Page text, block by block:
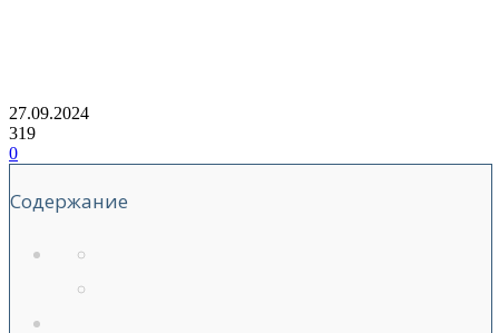
27.09.2024
319
0
Содержание